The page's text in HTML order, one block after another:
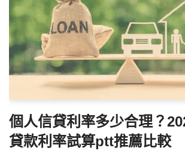
個人信貸利率多少合理？
貸款利率試算ptt推薦比較